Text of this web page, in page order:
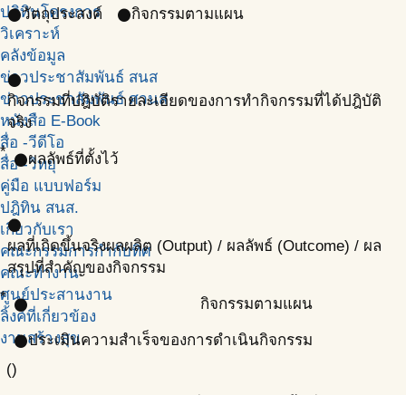
ปฎิทินโครงการ
วิเคราะห์
คลังข้อมูล
ข่าวประชาสัมพันธ์ สนส
ข่าวประชาสัมพันธ์ ศวนส
หนังสือ E-Book
สื่อ -วีดีโอ
สื่อ -วิทยุ
คู่มือ แบบฟอร์ม
ปฎิทิน สนส.
เกี่ยวกับเรา
คณะกรรมการกำกับทิศ
คณะทำงาน
ศูนย์ประสานงาน
ลิ้งค์ที่เกี่ยวข้อง
งานสร้างสุข
circleวัตถุประสงค์ circleกิจกรรมตามแผน
circle
กิจกรรมที่ปฎิบัติรายละเอียดของการทำกิจกรรมที่ได้ปฎิบัติ
จริง
* circleผลลัพธ์ที่ตั้งไว้
circle
ผลที่เกิดขึ้นจริงผลผลิต (Output) / ผลลัพธ์ (Outcome) / ผล
สรุปที่สำคัญของกิจกรรม
* circle กิจกรรมตามแผน
circleประเมินความสำเร็จของการดำเนินกิจกรรม
()